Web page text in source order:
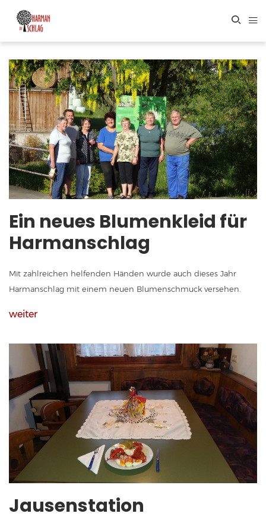
Ein neues Blumenkleid für
Harmanschlag
Mit zahlreichen helfenden Händen wurde auch dieses Jahr
Harmanschlag mit einem neuen Blumenschmuck versehen.
weiter
Jausenstation